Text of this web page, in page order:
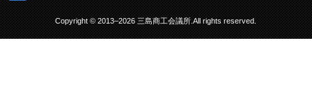
Copyright © 2013–2026 三島商工会議所.All rights reserved.